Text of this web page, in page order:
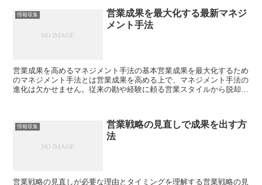
情報収集
営業成果を最大化する最新マネジ
メント手法
営業成果を高めるマネジメント手法の基本営業成果を最大化するため
のマネジメント手法とは営業成果を高める上で、マネジメント手法の
進化は欠かせません。従来の勘や経験に頼る営業スタイルから脱却
情報収集
営業戦略の見直しで成果を出す方
法
営業戦略の見直しが必要な理由とタイミングを理解する営業戦略の見